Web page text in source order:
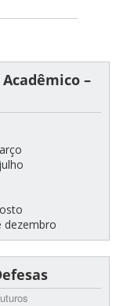
–
dezembro